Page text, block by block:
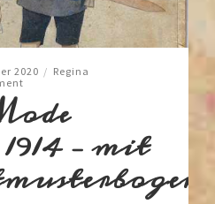
2020 / Regina
– mit